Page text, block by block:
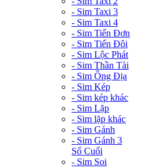
- Sim Taxi 3
- Sim Taxi 4
- Sim Tiến Đơn
- Sim Tiến Đôi
- Sim Lộc Phát
- Sim Thần Tài
- Sim Ông Địa
- Sim Kép
- Sim kép khác
- Sim Lặp
- Sim lặp khác
- Sim Gánh
- Sim Gánh 3
Số Cuối
- Sim Soi